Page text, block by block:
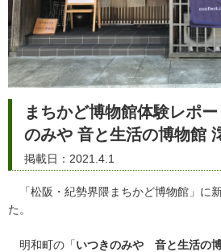
まちかど博物館体験レポ
のみや 音と生活の博物館
掲載日：2021.4.1
「松阪・紀勢界隈まちかど博物館」に
た。
明和町の「いつきのみや 音と生活の